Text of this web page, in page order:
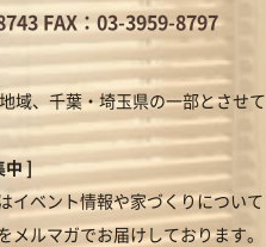
FAX：03-3959-8797
域、千葉・埼玉県の一部とさせて
中 ]
イベント情報や家づくりについて
メルマガでお届けしております。